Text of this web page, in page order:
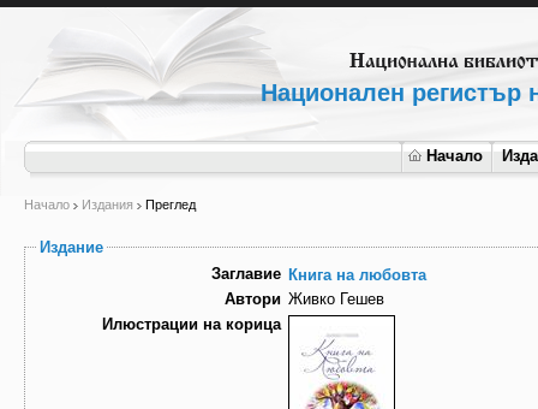
Национален регистър
Начало
Начало Издания Преглед
Издание
Заглавие Книга на любовта
Автори Живко Гешев
Илюстрации на корица